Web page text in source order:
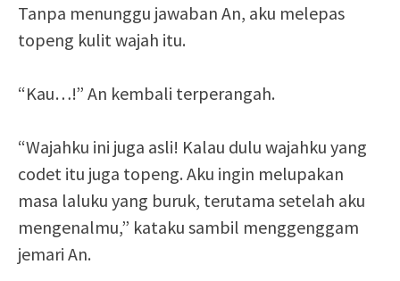
Tanpa menunggu jawaban An, aku melepas
topeng kulit wajah itu.
“Kau…!” An kembali terperangah.
“Wajahku ini juga asli! Kalau dulu wajahku yang
codet itu juga topeng. Aku ingin melupakan
masa laluku yang buruk, terutama setelah aku
mengenalmu,” kataku sambil menggenggam
jemari An.